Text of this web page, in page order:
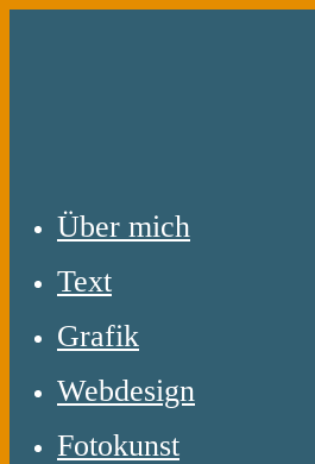
Über mich
Text
Grafik
Webdesign
Fotokunst